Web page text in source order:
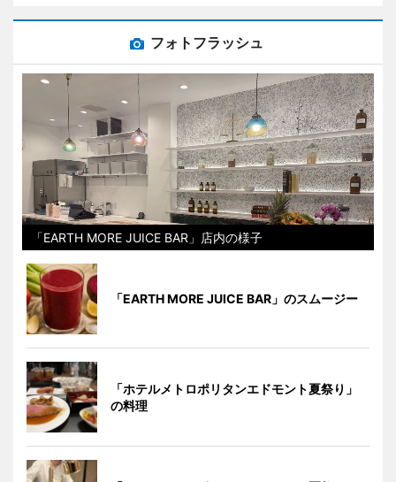
フォトフラッシュ
「EARTH MORE JUICE BAR」店内の様子
「EARTH MORE JUICE BAR」のスムージー
「ホテルメトロポリタンエドモント夏祭り」
の料理